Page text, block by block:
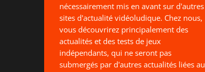
nécessairement mis en avant sur d'autres
sites d'actualité vidéoludique. Chez nous,
vous découvrirez principalement des
actualités et des tests de jeux
indépendants, qui ne seront pas
submergés par d'autres actualités liées au